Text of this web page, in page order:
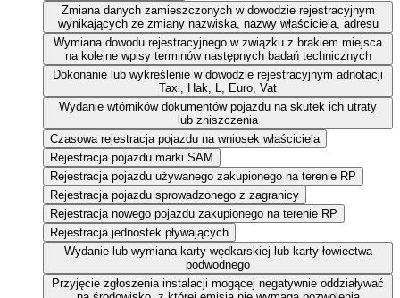
Zmiana danych zamieszczonych w dowodzie rejestracyjnym
wynikających ze zmiany nazwiska, nazwy właściciela, adresu
Wymiana dowodu rejestracyjnego w związku z brakiem miejsca
na kolejne wpisy terminów następnych badań technicznych
Dokonanie lub wykreślenie w dowodzie rejestracyjnym adnotacji
Taxi, Hak, L, Euro, Vat
Wydanie wtórników dokumentów pojazdu na skutek ich utraty
lub zniszczenia
Czasowa rejestracja pojazdu na wniosek właściciela
Rejestracja pojazdu marki SAM
Rejestracja pojazdu używanego zakupionego na terenie RP
Rejestracja pojazdu sprowadzonego z zagranicy
Rejestracja nowego pojazdu zakupionego na terenie RP
Rejestracja jednostek pływających
Wydanie lub wymiana karty wędkarskiej lub karty łowiectwa
podwodnego
Przyjęcie zgłoszenia instalacji mogącej negatywnie oddziaływać